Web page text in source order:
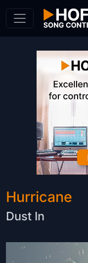
Hurricane
Dust In